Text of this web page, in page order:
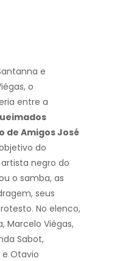
e
o
entre a
de Amigos José
do
negro do
o samba, as
seus
No elenco,
Marcelo Viégas,
Sabot,
e Otavio